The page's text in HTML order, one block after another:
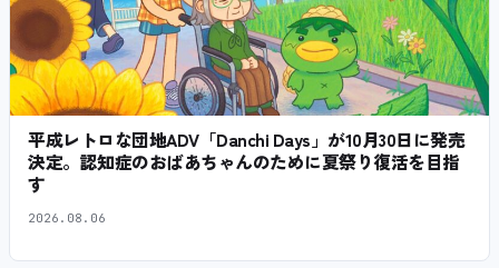
平成レトロな団地ADV「Danchi Days」が10月30日に発売
決定。認知症のおばあちゃんのために夏祭り復活を目指
す
2026.08.06